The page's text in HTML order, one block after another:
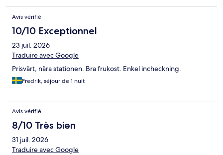
Avis vérifié
10/10 Exceptionnel
23 juil. 2026
Traduire avec Google
Prisvärt, nära stationen. Bra frukost. Enkel incheckning.
Fredrik, séjour de 1 nuit
Avis vérifié
8/10 Très bien
31 juil. 2026
Traduire avec Google